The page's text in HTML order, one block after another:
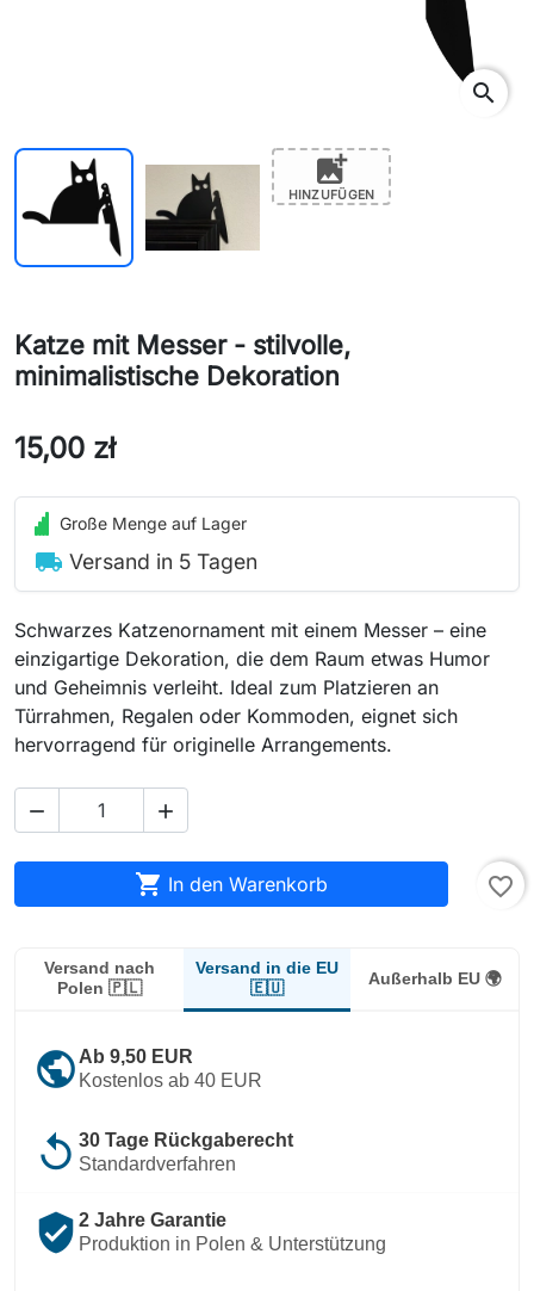
search
add_photo_alternate
HINZUFÜGEN
Katze mit Messer - stilvolle,
minimalistische Dekoration
15,00 zł
Große Menge auf Lager
local_shipping Versand in 5 Tagen
Schwarzes Katzenornament mit einem Messer – eine
einzigartige Dekoration, die dem Raum etwas Humor
und Geheimnis verleiht. Ideal zum Platzieren an
Türrahmen, Regalen oder Kommoden, eignet sich
hervorragend für originelle Arrangements.
 
 In den Warenkorb favorite_border
Versand nach
Polen 🇵🇱
Versand in die EU
🇪🇺
Außerhalb EU 🌍
public Ab 9,50 EUR
Kostenlos ab 40 EUR
replay 30 Tage Rückgaberecht
Standardverfahren
verified_user 2 Jahre Garantie
Produktion in Polen & Unterstützung